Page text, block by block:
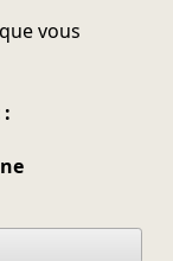
vous